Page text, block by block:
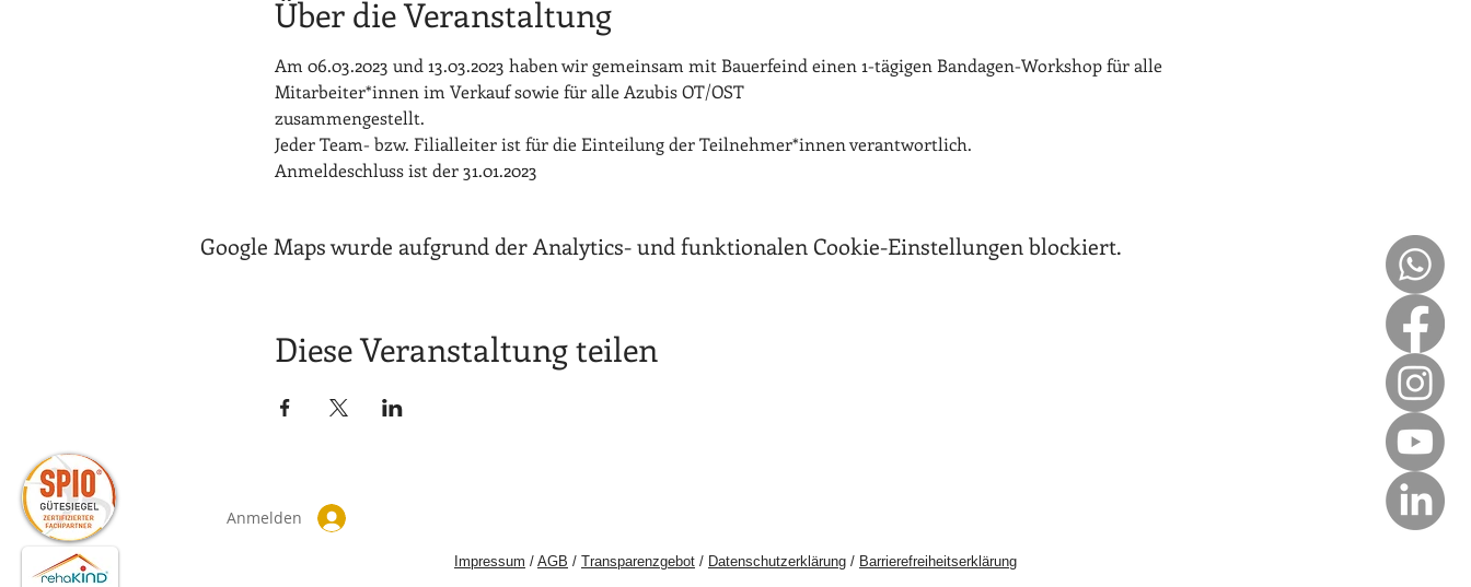
Über die Veranstaltung
Am 06.03.2023 und 13.03.2023 haben wir gemeinsam mit Bauerfeind einen 1-tägigen Bandagen-Workshop für alle
Mitarbeiter*innen im Verkauf sowie für alle Azubis OT/OST
zusammengestellt.
Jeder Team- bzw. Filialleiter ist für die Einteilung der Teilnehmer*innen verantwortlich.
Anmeldeschluss ist der 31.01.2023
Google Maps wurde aufgrund der Analytics- und funktionalen Cookie-Einstellungen blockiert.
Diese Veranstaltung teilen
Anmelden
Impressum / AGB / Transparenzgebot / Datenschutzerklärung / Barrierefreiheitserklärung